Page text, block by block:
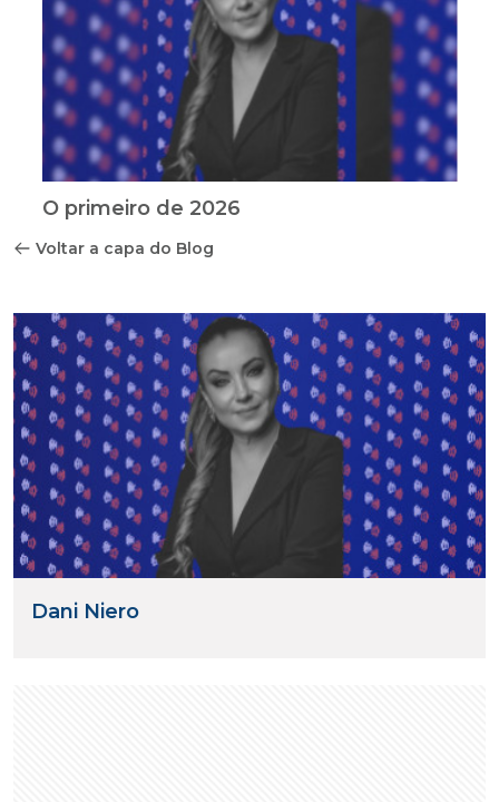
O primeiro de 2026
Voltar a capa do Blog
Dani Niero